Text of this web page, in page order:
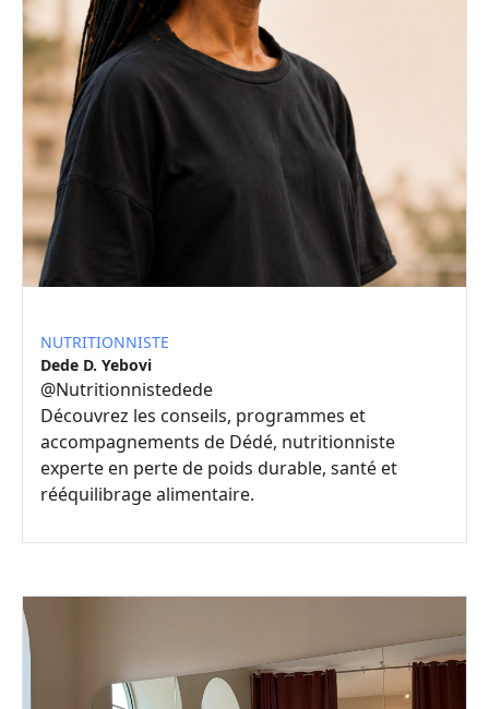
NUTRITIONNISTE
Dede D. Yebovi
@Nutritionnistedede
Découvrez les conseils, programmes et
accompagnements de Dédé, nutritionniste
experte en perte de poids durable, santé et
rééquilibrage alimentaire.